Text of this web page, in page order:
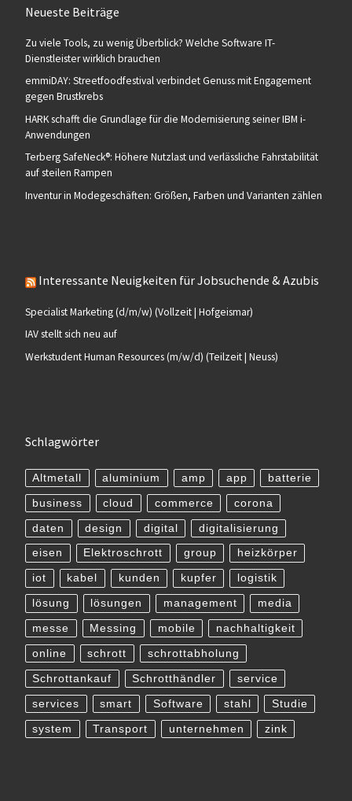
Neueste Beiträge
Zu viele Tools, zu wenig Überblick? Welche Software IT-
Dienstleister wirklich brauchen
emmiDAY: Streetfoodfestival verbindet Genuss mit Engagement
gegen Brustkrebs
HARK schafft die Grundlage für die Modernisierung seiner IBM i-
Anwendungen
Terberg SafeNeck®: Höhere Nutzlast und verlässliche Fahrstabilität
auf steilen Rampen
Inventur in Modegeschäften: Größen, Farben und Varianten zählen
Interessante Neuigkeiten für Jobsuchende & Azubis
Specialist Marketing (d/m/w) (Vollzeit | Hofgeismar)
IAV stellt sich neu auf
Werkstudent Human Resources (m/w/d) (Teilzeit | Neuss)
Schlagwörter
Altmetall aluminium amp app batterie
business cloud commerce corona
daten design digital digitalisierung
eisen Elektroschrott group heizkörper
iot kabel kunden kupfer logistik
lösung lösungen management media
messe Messing mobile nachhaltigkeit
online schrott schrottabholung
Schrottankauf Schrotthändler service
services smart Software stahl Studie
system Transport unternehmen zink